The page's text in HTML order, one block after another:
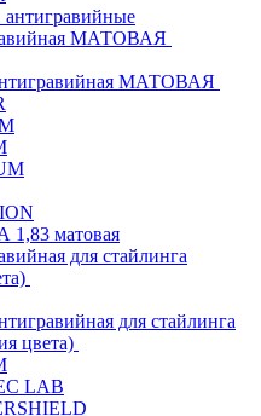
МАТОВАЯ
МАТОВАЯ
матовая
для стайлинга
для стайлинга
цвета)
LAB